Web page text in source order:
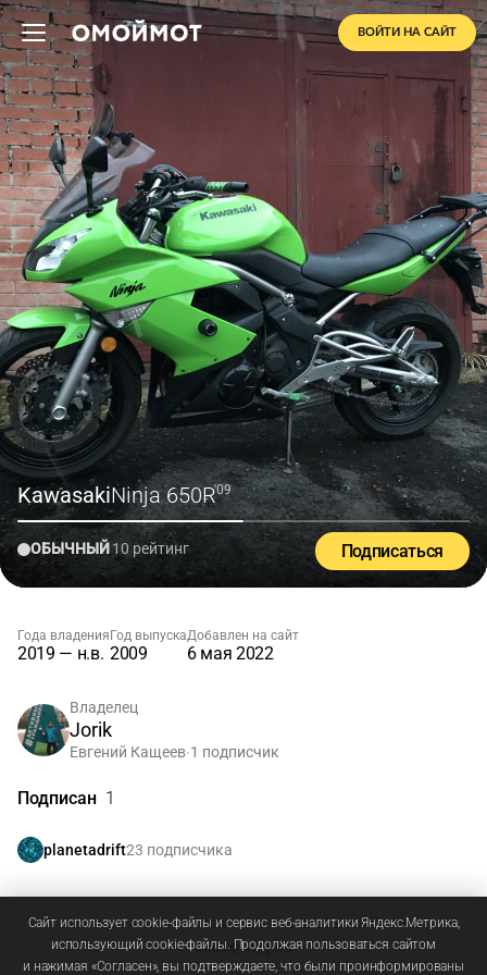
ВОЙТИ НА САЙТ
KawasakiNinja 650R'09
ОБЫЧНЫЙ10 рейтинг Подписаться
Года владения
2019 — н.в.
Год выпуска
2009
Добавлен на сайт
6 мая 2022
Владелец
Jorik
Евгений Кащеев•1 подписчик
Подписан 1
planetadrift23 подписчика
Зарегистрируйтесьиливойдите, чтобы добавлять
комментарии
Сайт использует cookie-файлы и сервис веб-аналитики Яндекс.Метрика,
использующий cookie-файлы. Продолжая пользоваться сайтом
и нажимая «Согласен», вы подтверждаете, что были проинформированы